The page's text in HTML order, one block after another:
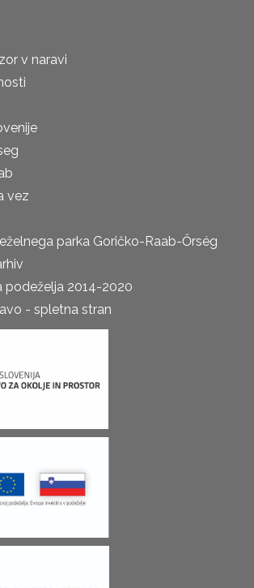
v naravi
vez
parka Goričko-Raab-Őrség
podeželja 2014-2020
- spletna stran